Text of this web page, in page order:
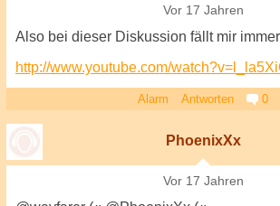
Vor 17 Jahren
Also bei dieser Diskussion fällt mir
http://www.youtube.com/
Alarm Antworten 0
PhoenixXx
Vor 17 Jahren